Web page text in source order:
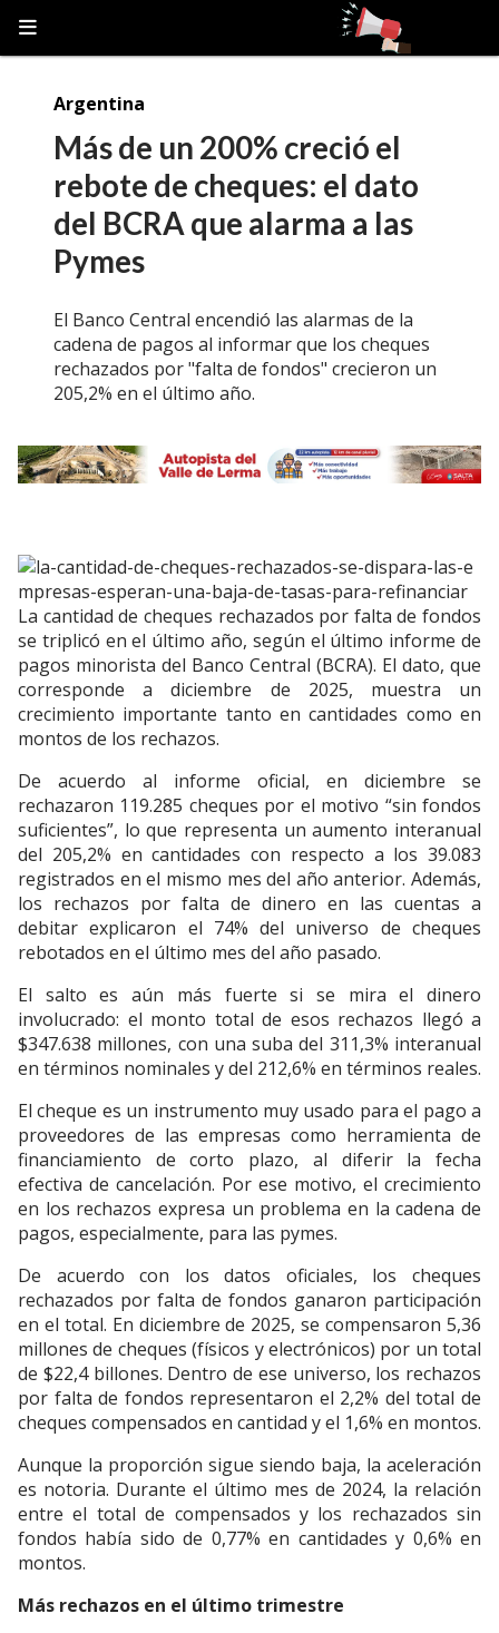
Más de un 200% creció el
rebote de cheques: el dato
del BCRA que alarma a las
Pymes
El Banco Central encendió las alarmas de la
cadena de pagos al informar que los cheques
rechazados por "falta de fondos" crecieron un
205,2% en el último año.
Argentina
La cantidad de cheques rechazados por falta de fondos
se triplicó en el último año, según el último informe de
pagos minorista del Banco Central (BCRA). El dato, que
corresponde a diciembre de 2025, muestra un
crecimiento importante tanto en cantidades como en
montos de los rechazos.
De acuerdo al informe oficial, en diciembre se
rechazaron 119.285 cheques por el motivo “sin fondos
suficientes”, lo que representa un aumento interanual
del 205,2% en cantidades con respecto a los 39.083
registrados en el mismo mes del año anterior. Además,
los rechazos por falta de dinero en las cuentas a
debitar explicaron el 74% del universo de cheques
rebotados en el último mes del año pasado.
El salto es aún más fuerte si se mira el dinero
involucrado: el monto total de esos rechazos llegó a
$347.638 millones, con una suba del 311,3% interanual
en términos nominales y del 212,6% en términos reales.
El cheque es un instrumento muy usado para el pago a
proveedores de las empresas como herramienta de
financiamiento de corto plazo, al diferir la fecha
efectiva de cancelación. Por ese motivo, el crecimiento
en los rechazos expresa un problema en la cadena de
pagos, especialmente, para las pymes.
De acuerdo con los datos oficiales, los cheques
rechazados por falta de fondos ganaron participación
en el total. En diciembre de 2025, se compensaron 5,36
millones de cheques (físicos y electrónicos) por un total
de $22,4 billones. Dentro de ese universo, los rechazos
por falta de fondos representaron el 2,2% del total de
cheques compensados en cantidad y el 1,6% en montos.
Aunque la proporción sigue siendo baja, la aceleración
es notoria. Durante el último mes de 2024, la relación
entre el total de compensados y los rechazados sin
fondos había sido de 0,77% en cantidades y 0,6% en
montos.
Más rechazos en el último trimestre